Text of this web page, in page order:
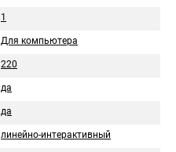
1
Для компьютера
220
да
да
линейно-интерактивный